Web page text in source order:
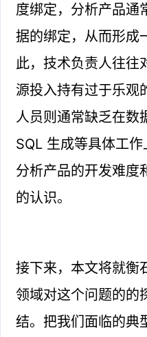
度绑定，分析产品通
据的绑定，从而形成
此，技术负责人往往
源投入持有过于乐观
人员则通常缺乏在数
SQL 生成等具体工
分析产品的开发难度
的认识。
接下来，本文将就衡
领域对这个问题的的
结。把我们面临的典